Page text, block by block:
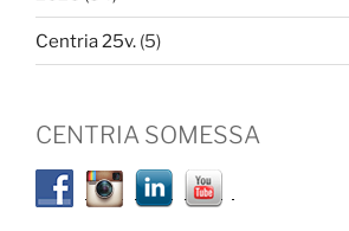
Centria 25v. (5)
CENTRIA SOMESSA